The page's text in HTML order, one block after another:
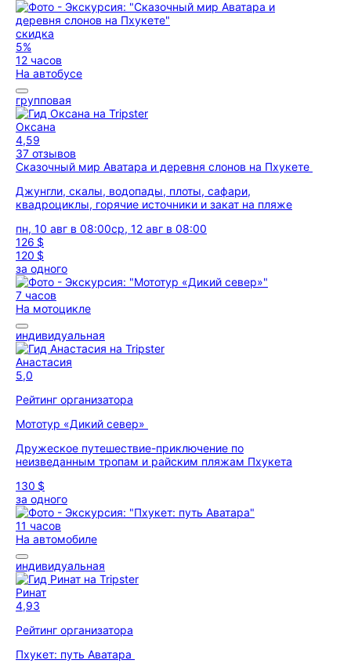
скидка
5%
12 часов
На автобусе
групповая
Оксана
4,59
37 отзывов
Сказочный мир Аватара и деревня слонов на Пхукете
Джунгли, скалы, водопады, плоты, сафари,
квадроциклы, горячие источники и закат на пляже
пн, 10 авг в 08:00ср, 12 авг в 08:00
126 $
120 $
за одного
7 часов
На мотоцикле
индивидуальная
Анастасия
5,0
Рейтинг организатора
Мототур «Дикий север»
Дружеское путешествие-приключение по
неизведанным тропам и райским пляжам Пхукета
130 $
за одного
11 часов
На автомобиле
индивидуальная
Ринат
4,93
Рейтинг организатора
Пхукет: путь Аватара